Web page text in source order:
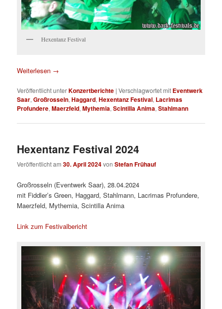
Hexentanz Festival
Weiterlesen →
Veröffentlicht unterKonzertberichte |Verschlagwortet mit Eventwerk
Saar,Großrosseln,Haggard,Hexentanz Festival, Lacrimas
Profundere,Maerzfeld,Mythemia,Scintilla Anima,Stahlmann
Hexentanz Festival 2024
Veröffentlicht am30. April 2024vonStefan Frühauf
Großrosseln (Eventwerk Saar), 28.04.2024
mit Fiddler’s Green, Haggard, Stahlmann, Lacrimas Profundere,
Maerzfeld, Mythemia, Scintilla Anima
Link zum Festivalbericht